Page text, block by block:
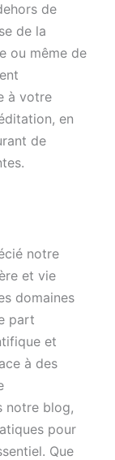
de
de la
ou même de
à votre
en
de
notre
et vie
domaines
part
et
à des
notre blog,
pour
Que